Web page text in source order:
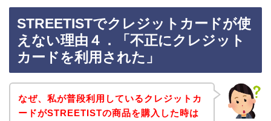
STREETISTでクレジットカードが使
えない理由４．「不正にクレジット
カードを利用された」
なぜ、私が普段利用しているクレジットカ
ードがSTREETISTの商品を購入した時は